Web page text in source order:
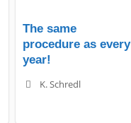
The same
procedure as every
year!
K. Schredl